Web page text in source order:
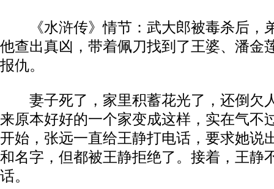
《水浒传》情节：武大郎被毒杀后，
他查出真凶，带着佩刀找到了王婆、潘金
报仇。
妻子死了，家里积蓄花光了，还倒欠
来原本好好的一个家变成这样，实在气不
开始，张远一直给王静打电话，要求她说
和名字，但都被王静拒绝了。接着，王静
话。